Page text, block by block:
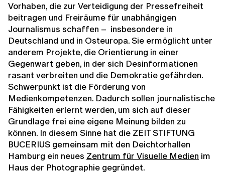
Vorhaben, die zur Verteidigung der Pressefreiheit
beitragen und Freiräume für unabhängigen
Journalismus schaffen – insbesondere in
Deutschland und in Osteuropa. Sie ermöglicht unter
anderem Projekte, die Orientierung in einer
Gegenwart geben, in der sich Desinformationen
rasant verbreiten und die Demokratie gefährden.
Schwerpunkt ist die Förderung von
Medienkompetenzen. Dadurch sollen journalistische
Fähigkeiten erlernt werden, um sich auf dieser
Grundlage frei eine eigene Meinung bilden zu
können. In diesem Sinne hat die ZEIT STIFTUNG
BUCERIUS gemeinsam mit den Deichtorhallen
Hamburg ein neues Zentrum für Visuelle Medien im
Haus der Photographie gegründet.